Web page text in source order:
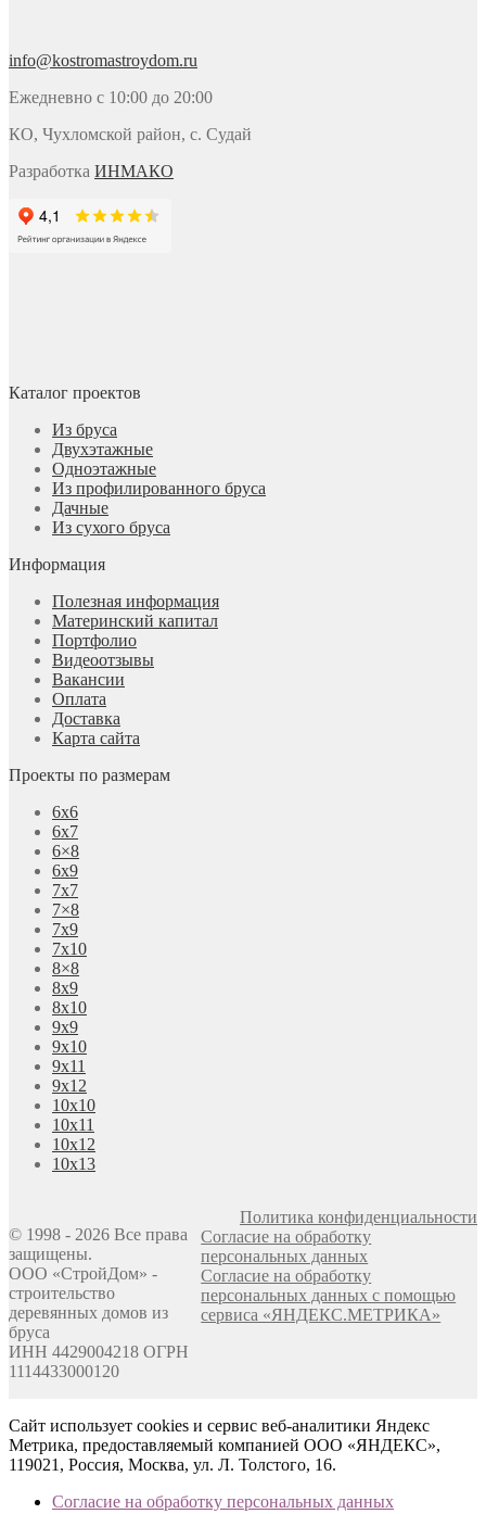
info@kostromastroydom.ru
Ежедневно с 10:00 до 20:00
КО, Чухломской район, с. Судай
Разработка ИНМАКО
Каталог проектов
Из бруса
Двухэтажные
Одноэтажные
Из профилированного бруса
Дачные
Из сухого бруса
Информация
Полезная информация
Материнский капитал
Портфолио
Видеоотзывы
Вакансии
Оплата
Доставка
Карта сайта
Проекты по размерам
6х6
6х7
6×8
6х9
7х7
7×8
7х9
7х10
8×8
8х9
8х10
9х9
9х10
9х11
9х12
10х10
10х11
10х12
10х13
© 1998 - 2026 Все права
защищены.
ООО «СтройДом» -
строительство
деревянных домов из
бруса
ИНН 4429004218 ОГРН
1114433000120
Политика конфиденциальности
Согласие на обработку
персональных данных
Согласие на обработку
персональных данных с помощью
сервиса «ЯНДЕКС.МЕТРИКА»
Сайт использует cookies и сервис веб-аналитики Яндекс
Метрика, предоставляемый компанией ООО «ЯНДЕКС»,
119021, Россия, Москва, ул. Л. Толстого, 16.
Согласие на обработку персональных данных